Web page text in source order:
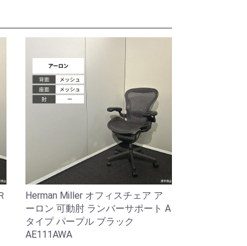
Herman Miller オフィスチェア ア
ーロン 可動肘 ランバーサポート A
タイプ パープル ブラック
AE111AWA